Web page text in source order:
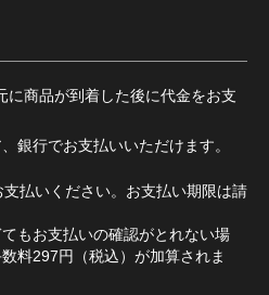
に商品が到着した後に代金をお支
銀行でお支払いいただけます。
払いください。お支払い期限は請
もお支払いの確認がとれない場
料297円（税込）が加算されま